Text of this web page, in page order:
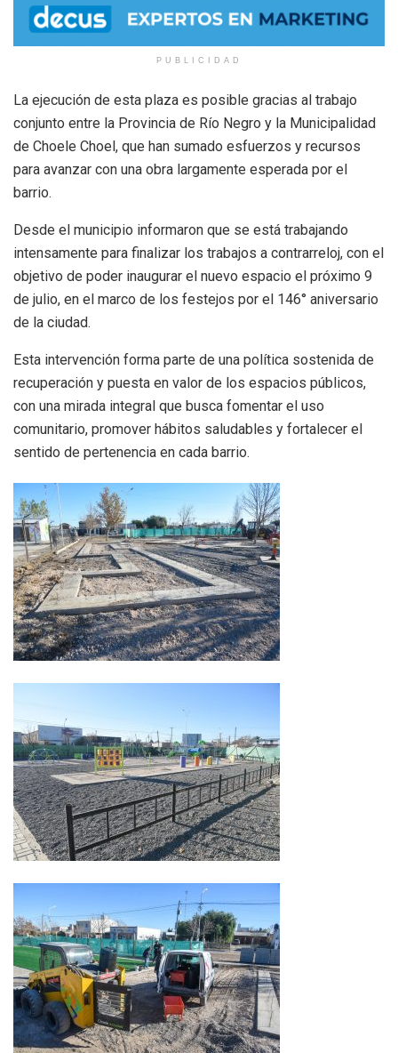
PUBLICIDAD
La ejecución de esta plaza es posible gracias al trabajo
conjunto entre la Provincia de Río Negro y la Municipalidad
de Choele Choel, que han sumado esfuerzos y recursos
para avanzar con una obra largamente esperada por el
barrio.
Desde el municipio informaron que se está trabajando
intensamente para finalizar los trabajos a contrarreloj, con el
objetivo de poder inaugurar el nuevo espacio el próximo 9
de julio, en el marco de los festejos por el 146° aniversario
de la ciudad.
Esta intervención forma parte de una política sostenida de
recuperación y puesta en valor de los espacios públicos,
con una mirada integral que busca fomentar el uso
comunitario, promover hábitos saludables y fortalecer el
sentido de pertenencia en cada barrio.